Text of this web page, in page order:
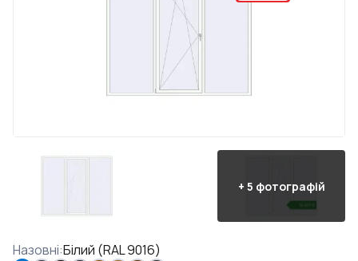
+ 5 фотографій
Назовні:Білий (RAL 9016)